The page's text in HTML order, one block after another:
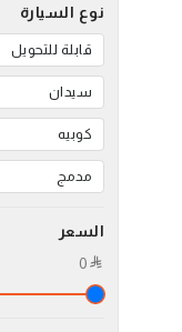
نوع السيارة
قابلة للتحويل
سيدان
كوبيه
مدمج
السعر
0